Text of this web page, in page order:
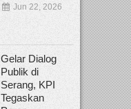
Jun 22, 2026
Gelar Dialog
Publik di
Serang, KPI
Tegaskan